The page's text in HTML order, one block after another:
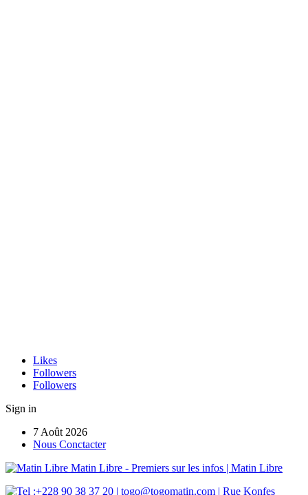
Likes
Followers
Followers
Sign in
7 Août 2026
Nous Conctacter
Matin Libre - Premiers sur les infos | Matin Libre